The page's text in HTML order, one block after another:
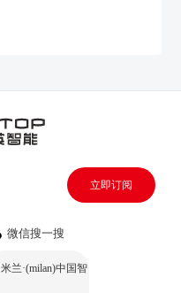
立即订阅
微信搜一搜
米兰·(milan)中国智